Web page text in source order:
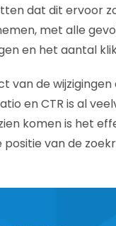
dat dit ervoor
met alle
en het aantal
van de
en CTR is al
komen is het
van de